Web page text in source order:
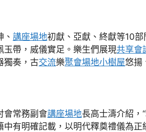
講座場地初獻、亞獻、終獻等10部
帶，威儀實足。樂生們展現共享會
獨奏，古交流樂聚會場地小樹屋悠揚
會常務副會講座場地長高士濤介紹，
中有明確記載，以明代釋奠禮儀為正